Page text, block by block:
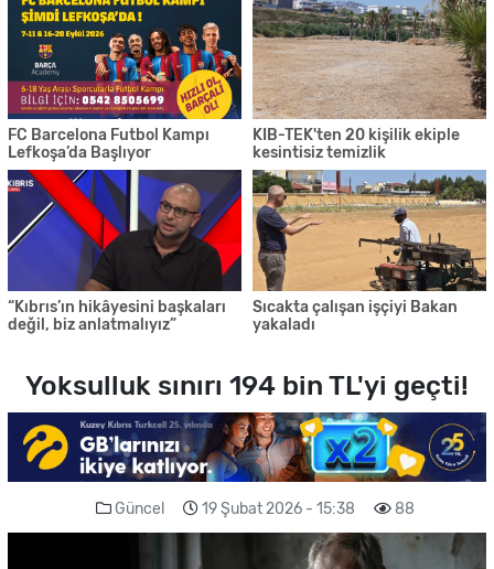
FC Barcelona Futbol Kampı
Lefkoşa’da Başlıyor
KIB-TEK'ten 20 kişilik ekiple
kesintisiz temizlik
“Kıbrıs’ın hikâyesini başkaları
değil, biz anlatmalıyız”
Sıcakta çalışan işçiyi Bakan
yakaladı
Yoksulluk sınırı 194 bin TL'yi geçti!
Güncel 19 Şubat 2026 - 15:38 88